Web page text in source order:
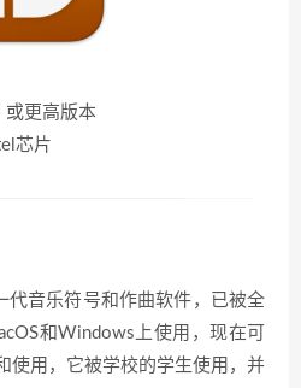
或更高版本
芯片
代音乐符号和作曲软件，已被全
和Windows上使用，现在可
使用，它被学校的学生使用，并